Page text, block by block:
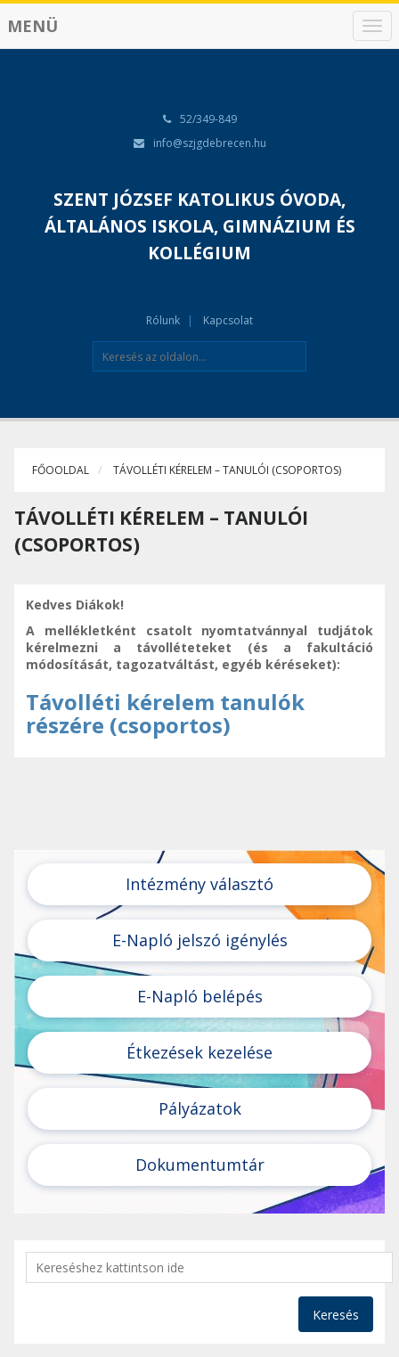
N
a
MENÜ
52/349-849
info@szjgdebrecen.hu
SZENT JÓZSEF KATOLIKUS ÓVODA,
ÁLTALÁNOS ISKOLA, GIMNÁZIUM ÉS
KOLLÉGIUM
Rólunk Kapcsolat
FŐOOLDAL TÁVOLLÉTI KÉRELEM – TANULÓI (CSOPORTOS)
TÁVOLLÉTI KÉRELEM – TANULÓI
(CSOPORTOS)
Kedves Diákok!
A mellékletként csatolt nyomtatvánnyal tudjátok
kérelmezni a távolléteteket (és a fakultáció
módosítását, tagozatváltást, egyéb kéréseket):
Távolléti kérelem tanulók
részére (csoportos)
Intézmény választó
E-Napló jelszó igénylés
E-Napló belépés
Étkezések kezelése
Pályázatok
Dokumentumtár
Keresés